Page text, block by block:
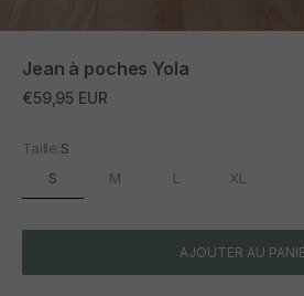
Jean à poches Yola
Prix promotionnel
€59,95 EUR
Taille:S
S M L XL
AJOUTER AU